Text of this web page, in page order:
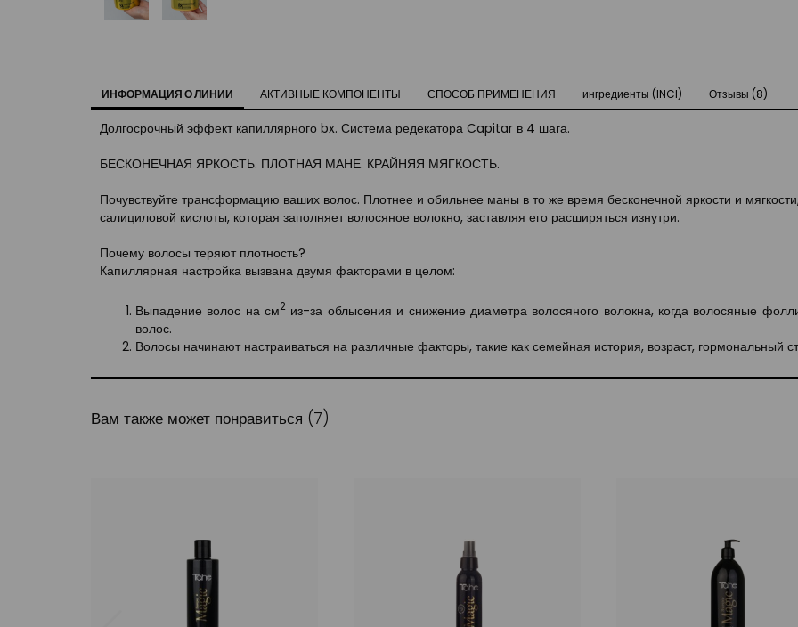
ИНФОРМАЦИЯ О ЛИНИИ АКТИВНЫЕ КОМПОНЕНТЫ СПОСОБ ПРИМЕНЕНИЯ ингредиенты (INCI) Отзывы (8)
Долгосрочный эффект капиллярного bx. Система редекатора Capitar в 4 шага.
БЕСКОНЕЧНАЯ ЯРКОСТЬ. ПЛОТНАЯ МАНЕ. КРАЙНЯЯ МЯГКОСТЬ.
Почувствуйте трансформацию ваших волос. Плотнее и обильнее маны в то же время бесконечной яркости и
салициловой кислоты, которая заполняет волосяное волокно, заставляя его расширяться изнутри.
Почему волосы теряют плотность?
Капиллярная настройка вызвана двумя факторами в целом:
Выпадение волос на см2 из-за облысения и снижение диаметра волосяного волокна, когда волосяные
волос.
Волосы начинают настраиваться на различные факторы, такие как семейная история, возраст, гормональный
Вам также может понравиться (7)